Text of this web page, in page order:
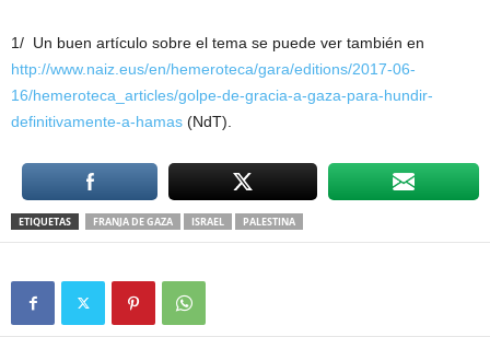
1/ Un buen artículo sobre el tema se puede ver también en
http://www.naiz.eus/en/hemeroteca/gara/editions/2017-06-
16/hemeroteca_articles/golpe-de-gracia-a-gaza-para-hundir-
definitivamente-a-hamas (NdT).
ETIQUETAS FRANJA DE GAZA ISRAEL PALESTINA